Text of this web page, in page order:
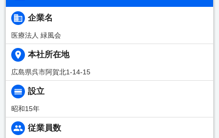
企業名
医療法人 緑風会
本社所在地
広島県呉市阿賀北1-14-15
設立
昭和15年
従業員数